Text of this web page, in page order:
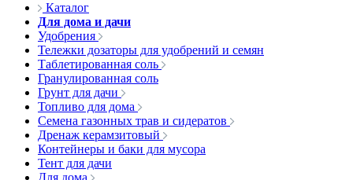
Каталог
Для дома и дачи
Удобрения
Тележки дозаторы для удобрений и семян
Таблетированная соль
Гранулированная соль
Грунт для дачи
Топливо для дома
Семена газонных трав и сидератов
Дренаж керамзитовый
Контейнеры и баки для мусора
Тент для дачи
Для дома